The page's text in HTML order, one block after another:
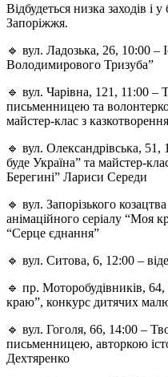
Відбудеться низка заходів і
Запоріжжя.
🔹 вул. Ладозька, 26, 10:00 –
Володимирового Тризуба”
🔹 вул. Чарівна, 121, 11:00 –
письменницею та
майстер-клас з
🔹 вул. Олександрівська,
буде Україна” та майстер-
Берегині” Лариси Середи
🔹 вул. Запорізького
анімаційного серіалу “Моя
“Серце єднання”
🔹 вул. Ситова, 6, 12:00 –
🔹 пр. Моторобудівників,
краю”, конкурс дитячих
🔹 вул. Гоголя, 66, 14:00 –
письменницею, авторкою
Дехтяренко